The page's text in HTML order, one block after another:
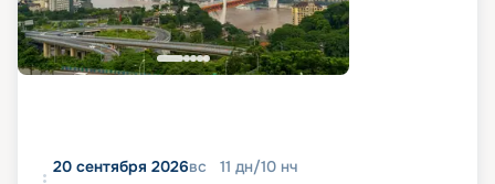
20 сентября 2026вс 11 дн/10 нч